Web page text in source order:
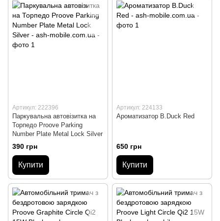
Артикул: 222396
Паркувальна автовізитка на
Торпедо Proove Parking
Number Plate Metal Lock Silver
390 грн
Купити
Артикул: 224133
Ароматизатор B.Duck Red
650 грн
Купити